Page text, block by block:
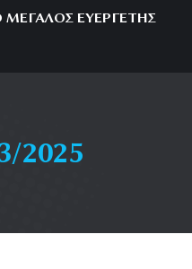
ΜΕΓΆΛΟΣ ΕΥΕΡΓΈΤΗΣ
2025